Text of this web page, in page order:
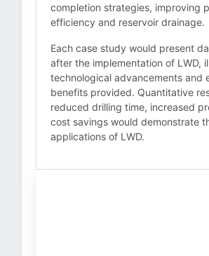
completion strategies, improving
efficiency and reservoir drainage.
Each case study would present
after the implementation of LWD,
technological advancements and
benefits provided. Quantitative
reduced drilling time, increased
cost savings would demonstrate
applications of LWD.